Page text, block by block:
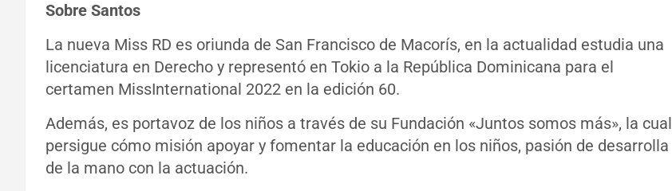
Sobre Santos
La nueva Miss RD es oriunda de San Francisco de Macorís, en la actualidad estudia una
licenciatura en Derecho y representó en Tokio a la República Dominicana para el
certamen MissInternational 2022 en la edición 60.
Además, es portavoz de los niños a través de su Fundación «Juntos somos más», la cual
persigue cómo misión apoyar y fomentar la educación en los niños, pasión de desarrolla
de la mano con la actuación.